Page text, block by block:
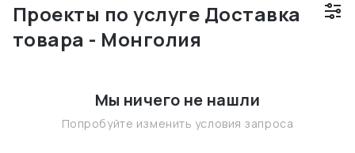
Проекты по услуге Доставка
товара - Монголия
Мы ничего не нашли
Попробуйте изменить условия запроса